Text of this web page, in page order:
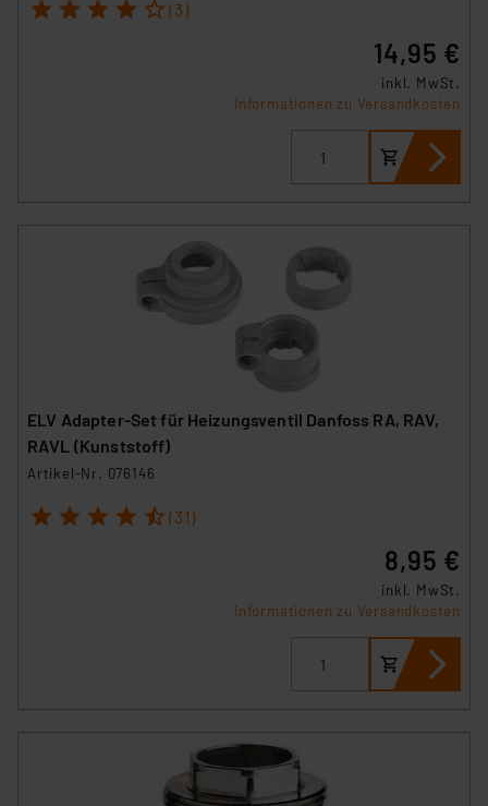
1 2 3 4 5 (3)
14,95 €
inkl. MwSt.
Informationen zu Versandkosten
ELV Adapter-Set für Heizungsventil Danfoss RA, RAV,
RAVL (Kunststoff)
Artikel-Nr. 076146
1 2 3 4 5 (31)
8,95 €
inkl. MwSt.
Informationen zu Versandkosten